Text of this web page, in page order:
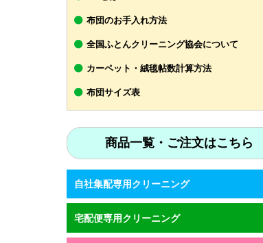
布団のお手入れ方法
全国ふとんクリーニング協会について
カーペット・絨毯帖数計算方法
布団サイズ表
商品一覧・ご注文はこちら
自社集配専用クリーニング
宅配便専用クリーニング